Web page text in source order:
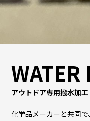
WATER
アウトドア専用撥水加工
化学品メーカーと共同